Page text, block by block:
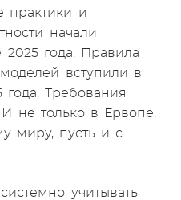
практики и
начали
года. Правила
вступили в
года. Требования
не только в Ервопе.
миру, пусть и с
учитывать